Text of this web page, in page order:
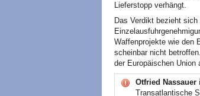
Lieferstopp verhängt.
Das Verdikt bezieht
Waffenprojekte wie den
scheinbar nicht
der Europäischen Union
Otfried Nassauer
Transatlantische